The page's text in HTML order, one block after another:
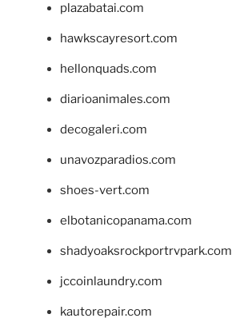
plazabatai.com
hawkscayresort.com
hellonquads.com
diarioanimales.com
decogaleri.com
unavozparadios.com
shoes-vert.com
elbotanicopanama.com
shadyoaksrockportrvpark.com
jccoinlaundry.com
kautorepair.com